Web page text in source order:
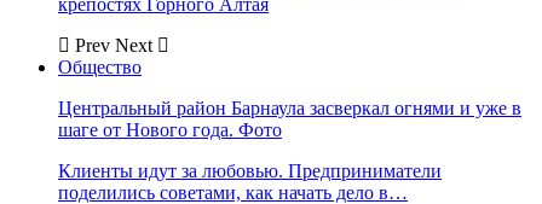
крепостях Горного Алтая
Prev Next
Общество
Центральный район Барнаула засверкал огнями и уже в
шаге от Нового года. Фото
Клиенты идут за любовью. Предприниматели
поделились советами, как начать дело в…